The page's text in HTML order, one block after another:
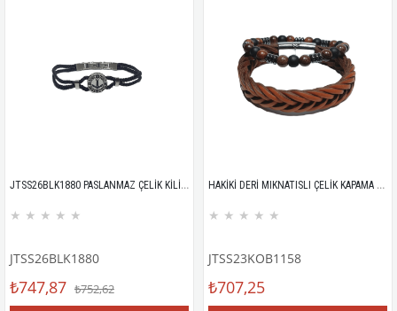
JTSS26BLK1880 PASLANMAZ ÇELİK KİLİT SİYAH MİLAN İP EL YAPIMI ÇELİK GEMİ ÇAPASI APARATLI UNISEX BİLEKLİK GARANTİLİ KUTULU JANTİ BİLEKLİK
★ ★ ★ ★ ★
JTSS26BLK1880
₺747,87 ₺752,62
HAKİKİ DERİ MIKNATISLI ÇELİK KAPAMA ve ONYX MAZI AĞACI HEMATİT KOMBİN BİLEKLİK GARANTİLİ KUTULU
★ ★ ★ ★ ★
JTSS23KOB1158
₺707,25